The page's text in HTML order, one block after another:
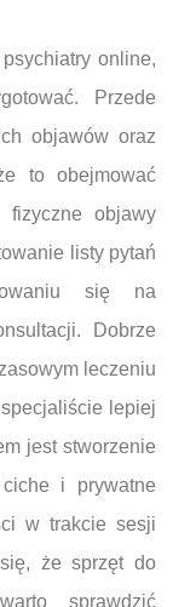
online,
Przede
objawów oraz
to obejmować
objawy
listy pytań
się na
Dobrze
leczeniu
lepiej
jest stworzenie
i prywatne
w trakcie sesji
że sprzęt do
sprawdzić